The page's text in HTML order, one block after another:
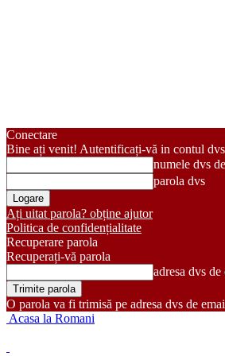
Conectare
Bine ați venit! Autentificați-vă in contul dvs
numele dvs
parola dvs
Ați uitat parola? obține ajutor
Politica de confidențialitate
Recuperare parola
Recuperați-vă parola
adresa dvs de
O parola va fi trimisă pe adresa dvs de
Acasa la Romani